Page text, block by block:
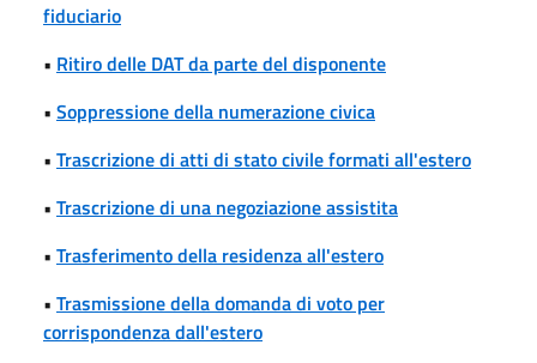
fiduciario
• Ritiro delle DAT da parte del disponente
• Soppressione della numerazione civica
• Trascrizione di atti di stato civile formati all'estero
• Trascrizione di una negoziazione assistita
• Trasferimento della residenza all'estero
• Trasmissione della domanda di voto per
corrispondenza dall'estero